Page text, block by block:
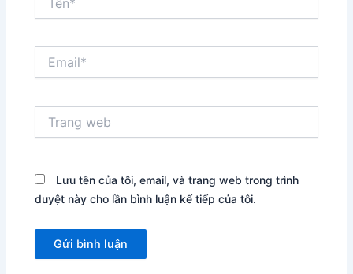
web
Lưu tên của tôi, email, và trang web trong trình
duyệt này cho lần bình luận kế tiếp của tôi.